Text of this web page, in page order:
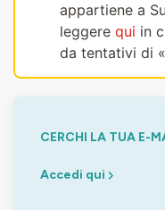
appartiene a
leggere qui in
da tentativi di
CERCHI LA TUA E-
Accedi qui